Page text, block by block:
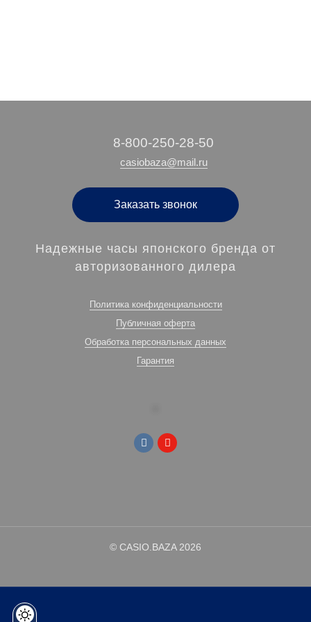
‭8-800-250-28-50
casiobaza@mail.ru
Заказать звонок
Надежные часы японского бренда от
авторизованного дилера
Политика конфиденциальности
Публичная оферта
Обработка персональных данных
Гарантия
© CASIO.BAZA 2026